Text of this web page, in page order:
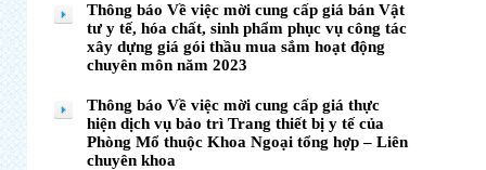
Thông báo Về việc mời cung cấp giá bán Vật
tư y tế, hóa chất, sinh phẩm phục vụ công tác
xây dựng giá gói thầu mua sắm hoạt động
chuyên môn năm 2023
Thông báo Về việc mời cung cấp giá thực
hiện dịch vụ bảo trì Trang thiết bị y tế của
Phòng Mổ thuộc Khoa Ngoại tổng hợp – Liên
chuyên khoa